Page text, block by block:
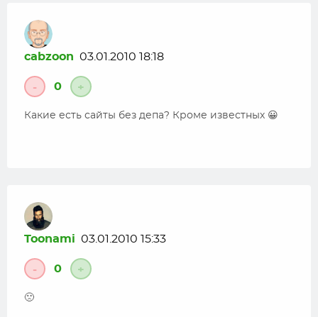
cabzoon 03.01.2010 18:18
- 0 +
Какие есть сайты без депа? Кроме известных 😀
Toonami 03.01.2010 15:33
- 0 +
🙁